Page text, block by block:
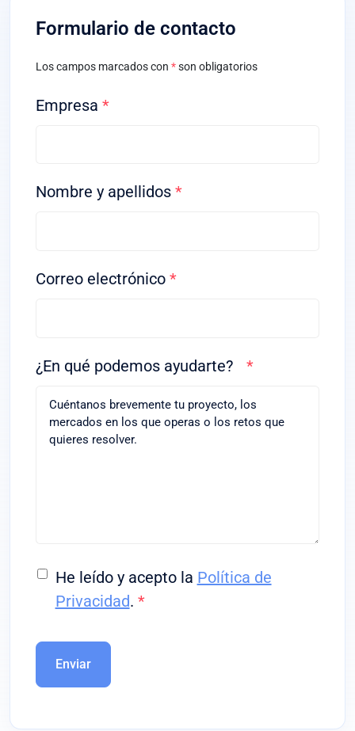
Formulario de contacto
Los campos marcados con *son obligatorios
Empresa *
Nombre y apellidos *
Correo electrónico *
¿En qué podemos ayudarte? *
He leído y acepto la Política de
Privacidad. *